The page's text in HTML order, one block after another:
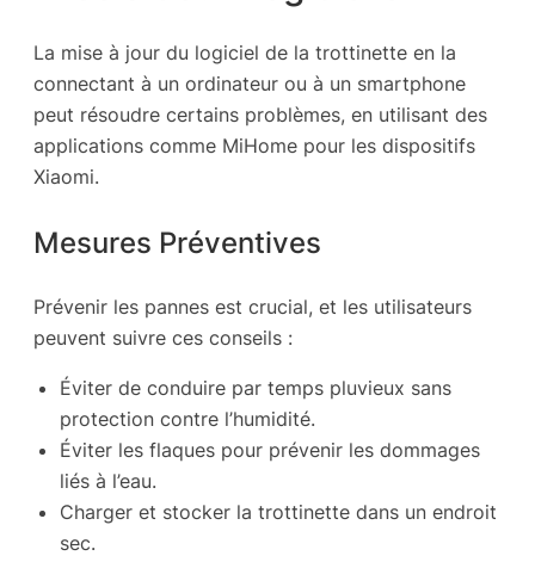
La mise à jour du logiciel de la trottinette en la
connectant à un ordinateur ou à un smartphone
peut résoudre certains problèmes, en utilisant des
applications comme MiHome pour les dispositifs
Xiaomi.
Mesures Préventives
Prévenir les pannes est crucial, et les utilisateurs
peuvent suivre ces conseils :
Éviter de conduire par temps pluvieux sans
protection contre l’humidité.
Éviter les flaques pour prévenir les dommages
liés à l’eau.
Charger et stocker la trottinette dans un endroit
sec.